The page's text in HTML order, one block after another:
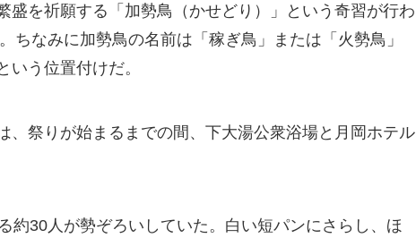
を祈願する「加勢鳥（かせどり）」という奇習が行わ
なみに加勢鳥の名前は「稼ぎ鳥」または「火勢鳥」
う位置付けだ。
祭りが始まるまでの間、下大湯公衆浴場と月岡ホテル
約30人が勢ぞろいしていた。白い短パンにさらし、ほ